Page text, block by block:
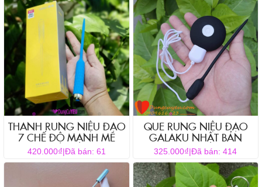
THANH RUNG NIỆU ĐẠO
7 CHẾ ĐỘ MẠNH MẼ
420.000₫ Đã bán: 61
QUE RUNG NIỆU ĐẠO
GALAKU NHẬT BẢN
325.000₫ |Đã bán: 414